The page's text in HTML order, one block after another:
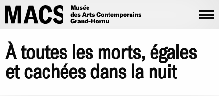
Overslaan en naar de inhoud gaan
À toutes les morts, égales
et cachées dans la nuit